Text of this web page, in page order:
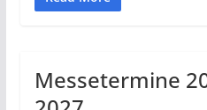
Messetermine